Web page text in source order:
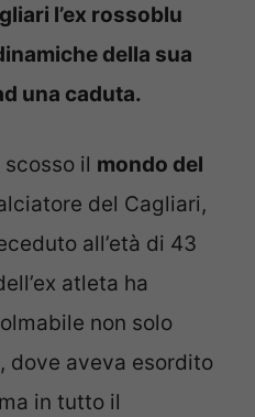
l’ex rossoblu
della sua
una caduta.
scosso il mondo del
del Cagliari,
all’età di 43
atleta ha
non solo
dove aveva esordito
in tutto il